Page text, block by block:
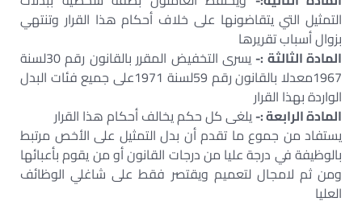
التمثيل التي يتقاضونها على خلاف أحكام هذا القرار وتنتهي
بزوال أسباب تقريرها
المادة الثالثة :-
يسرى التخفيض المقرر بالقانون رقم 30لسنة
1967معدلا بالقانون رقم 59لسنة 1971على جميع فئات البدل
الواردة بهذا القرار
المادة الرابعة :-يلغى كل حكم يخالف أحكام هذا القرار
يستفاد من جموع ما تقدم أن بدل التمثيل على الأخص مرتبط
بالوظيفة في درجة عليا من درجات القانون أو من يقوم بأعبائها
ومن ثم لامجال لتعميم ويقتصر فقط على شاغلي الوظائف
العليا